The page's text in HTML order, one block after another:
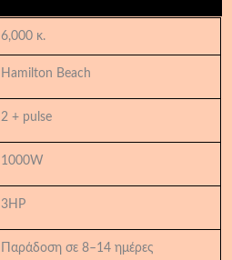
6,000 κ.
Hamilton Beach
2 + pulse
1000W
3HP
Παράδοση σε 8–14 ημέρες